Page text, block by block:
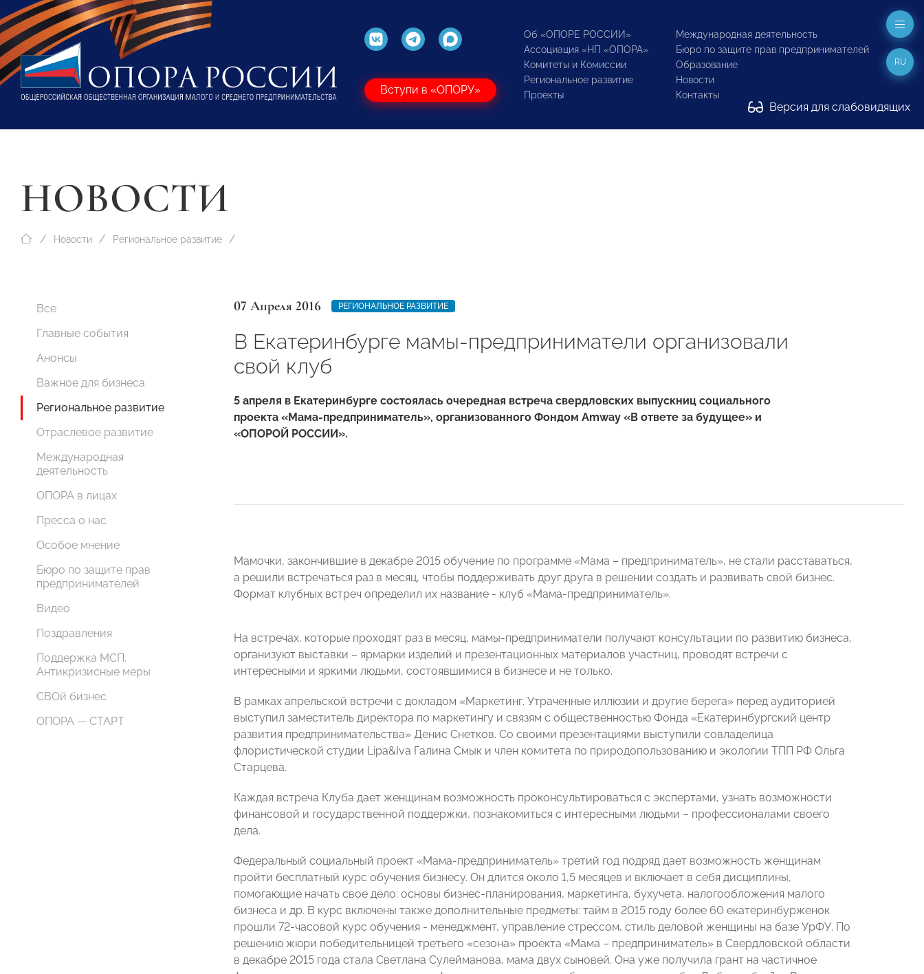
Вступи в «ОПОРУ»
Об «ОПОРЕ РОССИИ»
Ассоциация «НП «ОПОРА»
Комитеты и Комиссии
Региональное развитие
Проекты
Международная деятельность
Бюро по защите прав предпринимателей
Образование
Новости
Контакты
Версия для слабовидящих
RU
НОВОСТИ
Новости Региональное развитие
Все
Главные события
Анонсы
Важное для бизнеса
Региональное развитие
Отраслевое развитие
Международная
деятельность
ОПОРА в лицах
Пресса о нас
Особое мнение
Бюро по защите прав
предпринимателей
Видео
Поздравления
Поддержка МСП.
Антикризисные меры
СВОй бизнес
ОПОРА — СТАРТ
07 Апреля 2016 РЕГИОНАЛЬНОЕ РАЗВИТИЕ
В Екатеринбурге мамы-предприниматели организовали
свой клуб
5 апреля в Екатеринбурге состоялась очередная встреча свердловских выпускниц социального
проекта «Мама-предприниматель», организованного Фондом Amway «В ответе за будущее» и
«ОПОРОЙ РОССИИ».
Мамочки, закончившие в декабре 2015 обучение по программе «Мама – предприниматель», не стали расставаться,
а решили встречаться раз в месяц, чтобы поддерживать друг друга в решении создать и развивать свой бизнес.
Формат клубных встреч определил их название - клуб «Мама-предприниматель».
На встречах, которые проходят раз в месяц, мамы-предприниматели получают консультации по развитию бизнеса,
организуют выставки – ярмарки изделий и презентационных материалов участниц, проводят встречи с
интересными и яркими людьми, состоявшимися в бизнесе и не только.
В рамках апрельской встречи с докладом «Маркетинг. Утраченные иллюзии и другие берега» перед аудиторией
выступил заместитель директора по маркетингу и связям с общественностью Фонда «Екатеринбургский центр
развития предпринимательства» Денис Снетков. Со своими презентациями выступили совладелица
флористической студии Lipa&Iva Галина Смык и член комитета по природопользованию и экологии ТПП РФ Ольга
Старцева.
Каждая встреча Клуба дает женщинам возможность проконсультироваться с экспертами, узнать возможности
финансовой и государственной поддержки, познакомиться с интересными людьми – профессионалами своего
дела.
Федеральный социальный проект «Мама-предприниматель» третий год подряд дает возможность женщинам
пройти бесплатный курс обучения бизнесу. Он длится около 1,5 месяцев и включает в себя дисциплины,
помогающие начать свое дело: основы бизнес-планирования, маркетинга, бухучета, налогообложения малого
бизнеса и др. В курс включены также дополнительные предметы: тайм в 2015 году более 60 екатеринбурженок
прошли 72-часовой курс обучения - менеджмент, управление стрессом, стиль деловой женщины на базе УрФУ. По
решению жюри победительницей третьего «сезона» проекта «Мама – предприниматель» в Свердловской области
в декабре 2015 года стала Светлана Сулейманова, мама двух сыновей. Она уже получила грант на частичное